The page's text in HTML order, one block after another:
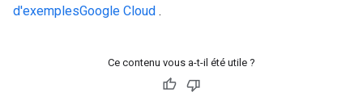
d'exemplesGoogle Cloud .
Ce contenu vous a-t-il été utile ?